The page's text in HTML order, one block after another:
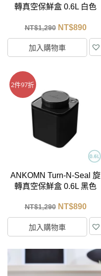
轉真空保鮮盒 0.6L 白色
NT$1,290 NT$890
加入購物車
2件97折
ANKOMN Turn-N-Seal 旋
轉真空保鮮盒 0.6L 黑色
NT$1,290 NT$890
加入購物車